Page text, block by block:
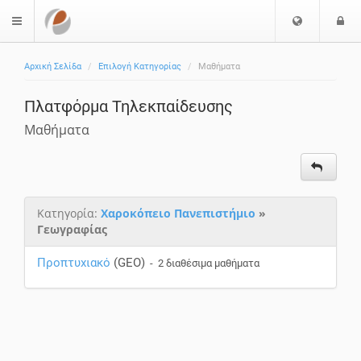
$langMenu
Επιλογή
Αρχική Σελίδα Επιλογή Κατηγορίας Μαθήματα
Πλατφόρμα Τηλεκπαίδευσης
Μαθήματα
Κατηγορία: Χαροκόπειο Πανεπιστήμιο »
Γεωγραφίας
Προπτυχιακό (GEO) - 2 διαθέσιμα μαθήματα